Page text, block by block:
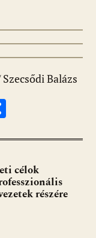
Balázs
za
m
e
g
célok
részére